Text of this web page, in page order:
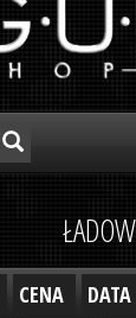
CENA DATA